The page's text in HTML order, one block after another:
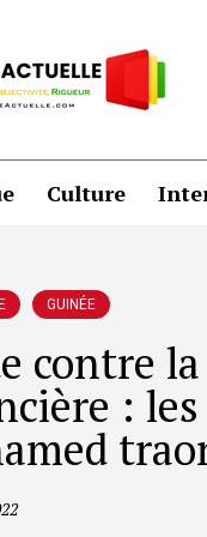
Culture
GUINÉE
contre
: